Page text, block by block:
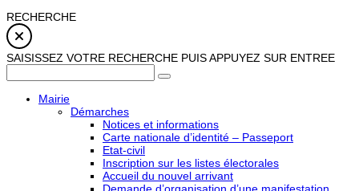
RECHERCHE
SAISISSEZ VOTRE RECHERCHE PUIS APPUYEZ SUR ENTREE
Mairie
Démarches
Notices et informations
Carte nationale d’identité – Passeport
Etat-civil
Inscription sur les listes électorales
Accueil du nouvel arrivant